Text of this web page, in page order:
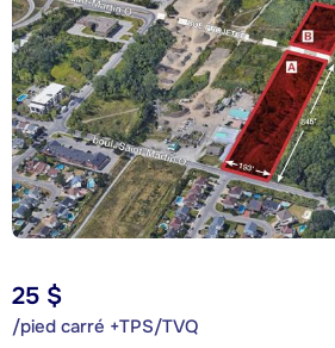
25 $
/pied carré +TPS/TVQ